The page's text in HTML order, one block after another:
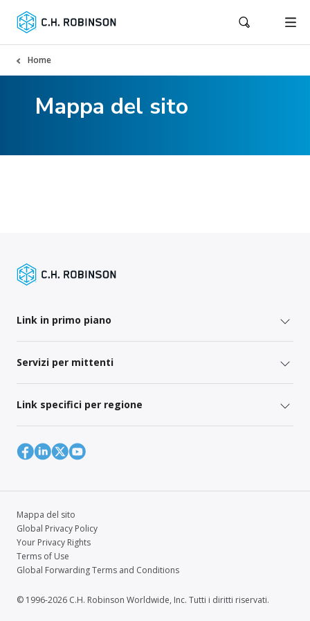
Home
Mappa del sito
Link in primo piano
Servizi per mittenti
Link specifici per regione
Mappa del sito
Global Privacy Policy
Your Privacy Rights
Terms of Use
Global Forwarding Terms and Conditions
© 1996-2026 C.H. Robinson Worldwide, Inc. Tutti i diritti riservati.